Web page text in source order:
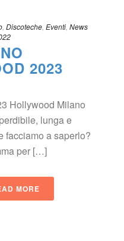
Discoteche Eventi New
2023
Hollywood Milano
lunga e
facciamo a saperlo?
per […]
MORE